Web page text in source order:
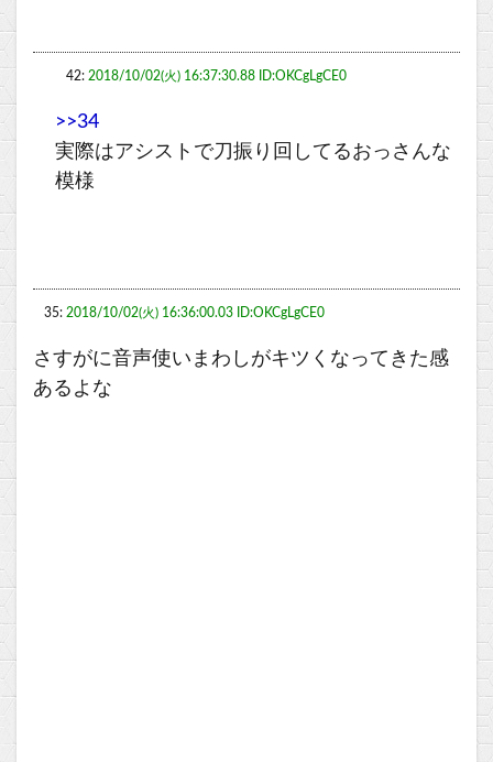
42: 2018/10/02(火) 16:37:30.88 ID:OKCgLgCE0
>>34
実際はアシストで刀振り回してるおっさんな
模様
35: 2018/10/02(火) 16:36:00.03 ID:OKCgLgCE0
さすがに音声使いまわしがキツくなってきた感
あるよな